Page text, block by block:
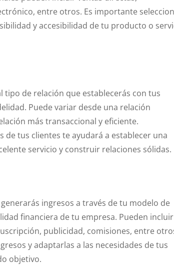
entre otros. Es importante
y accesibilidad de tu producto o
tipo de relación que establecerás con tus
Puede variar desde una relación
más transaccional y eficiente.
de tus clientes te ayudará a establecer una
servicio y construir relaciones sólidas.
ingresos a través de tu modelo de
financiera de tu empresa. Pueden
publicidad, comisiones, entre
y adaptarlas a las necesidades de tus
objetivo.